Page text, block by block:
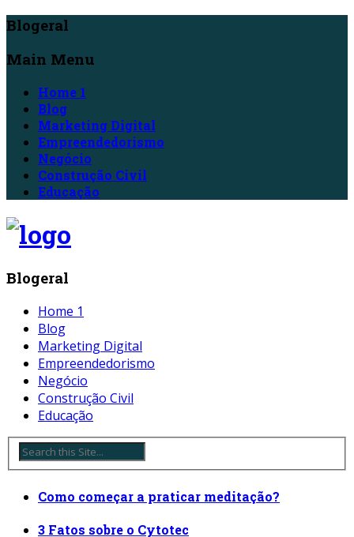
Blogeral
Main Menu
Home 1
Blog
Marketing Digital
Empreendedorismo
Negócio
Construção Civil
Educação
Blogeral
Home 1
Blog
Marketing Digital
Empreendedorismo
Negócio
Construção Civil
Educação
Como começar a praticar meditação?
3 Fatos sobre o Cytotec